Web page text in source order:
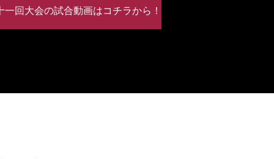
一回大会の試合動画はコチラから！